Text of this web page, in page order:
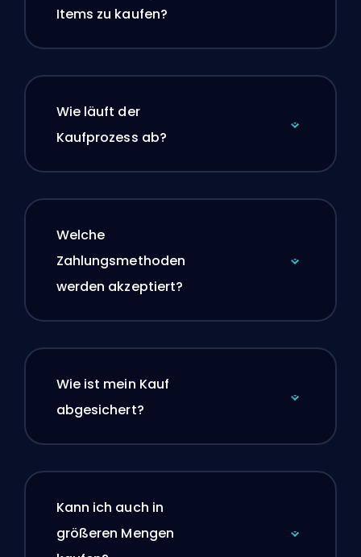
Items zu kaufen?
Wie läuft der
Kaufprozess ab?
Welche
Zahlungsmethoden
werden akzeptiert?
Wie ist mein Kauf
abgesichert?
Kann ich auch in
größeren Mengen